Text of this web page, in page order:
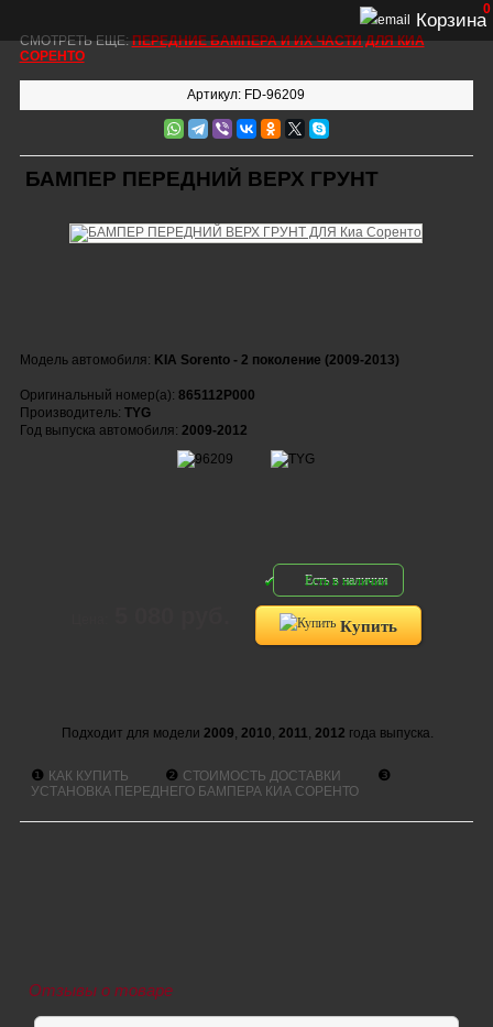
СМОТРЕТЬ ЕЩЕ:ПЕРЕДНИЕ БАМПЕРА И ИХ ЧАСТИ ДЛЯ КИА
СОРЕНТО
Артикул: FD-96209
БАМПЕР ПЕРЕДНИЙ ВЕРХ ГРУНТ
Модель автомобиля: KIA Sorento - 2 поколение (2009-2013)
Оригинальный номер(а): 865112P000
Производитель: TYG
Год выпуска автомобиля: 2009-2012
Есть в наличии
Купить
Подходит для модели 2009, 2010, 2011, 2012 года выпуска.
❶ КАК КУПИТЬ ❷ СТОИМОСТЬ ДОСТАВКИ ❸
УСТАНОВКА ПЕРЕДНЕГО БАМПЕРА КИА СОРЕНТО
Отзывы о товаре
Корзина
0